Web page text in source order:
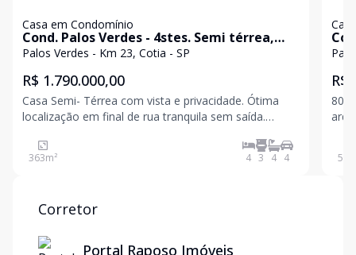
Casa em Condomínio
Cond. Palos Verdes - 4stes. Semi térrea,
vista e privacidade. Salão festas!
Palos Verdes - Km 23, Cotia - SP
R$ 1.790.000,00
Casa Semi- Térrea com vista e privacidade. Ótima
localização em final de rua tranquila sem saída.
e segurança 24 horas. Imóvel repleto de armários.
Portas e janelas em madeira e vidro, com venezianas
363m² 4 3 4 4
R$
502
Corretor
Portal Raposo Imóveis